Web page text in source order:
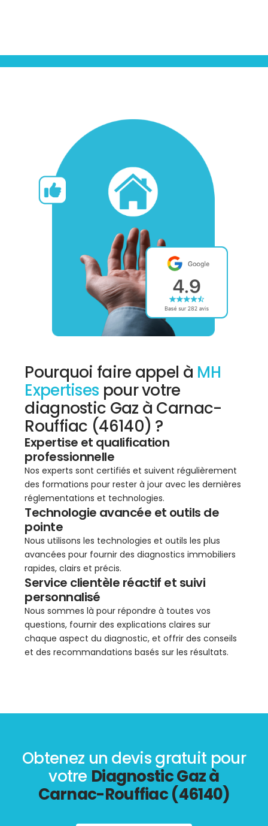
Pourquoi faire appel à MH
Expertises pour votre
diagnostic Gaz à Carnac-
Rouffiac (46140) ?
Expertise et qualification
professionnelle
Nos experts sont certifiés et suivent régulièrement
des formations pour rester à jour avec les dernières
réglementations et technologies.
Technologie avancée et outils de
pointe
Nous utilisons les technologies et outils les plus
avancées pour fournir des diagnostics immobiliers
rapides, clairs et précis.
Service clientèle réactif et suivi
personnalisé
Nous sommes là pour répondre à toutes vos
questions, fournir des explications claires sur
chaque aspect du diagnostic, et offrir des conseils
et des recommandations basés sur les résultats.
Obtenez un devis gratuit pour
votre Diagnostic Gaz à
Carnac-Rouffiac (46140)